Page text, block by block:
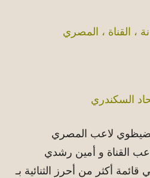
، القناة ، المصري
السكندري
لاعب المصري
القناة و أمين رشدي
أكثر من أحرز الثنائية بـ